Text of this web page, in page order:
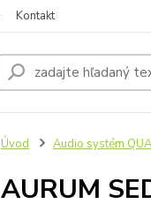
Kontakt
Úvod Audio systém
AURUM